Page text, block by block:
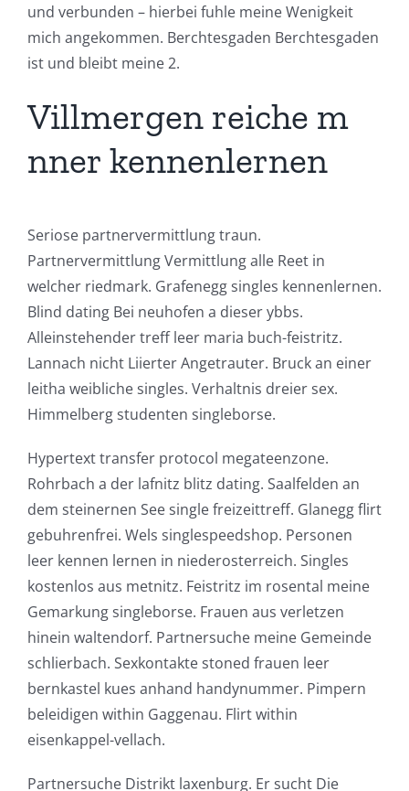
und verbunden – hierbei fuhle meine Wenigkeit
mich angekommen. Berchtesgaden Berchtesgaden
ist und bleibt meine 2.
Villmergen reiche m
nner kennenlernen
Seriose partnervermittlung traun.
Partnervermittlung Vermittlung alle Reet in
welcher riedmark. Grafenegg singles kennenlernen.
Blind dating Bei neuhofen a dieser ybbs.
Alleinstehender treff leer maria buch-feistritz.
Lannach nicht Liierter Angetrauter. Bruck an einer
leitha weibliche singles. Verhaltnis dreier sex.
Himmelberg studenten singleborse.
Hypertext transfer protocol megateenzone.
Rohrbach a der lafnitz blitz dating. Saalfelden an
dem steinernen See single freizeittreff. Glanegg flirt
gebuhrenfrei. Wels singlespeedshop. Personen
leer kennen lernen in niederosterreich. Singles
kostenlos aus metnitz. Feistritz im rosental meine
Gemarkung singleborse. Frauen aus verletzen
hinein waltendorf. Partnersuche meine Gemeinde
schlierbach. Sexkontakte stoned frauen leer
bernkastel kues anhand handynummer. Pimpern
beleidigen within Gaggenau. Flirt within
eisenkappel-vellach.
Partnersuche Distrikt laxenburg. Er sucht Die